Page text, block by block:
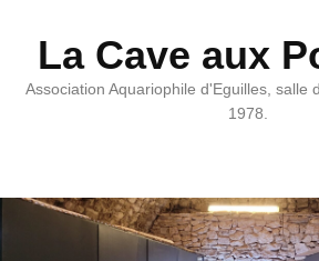
La Cave aux
Association Aquariophile d'Eguilles, salle
1978.